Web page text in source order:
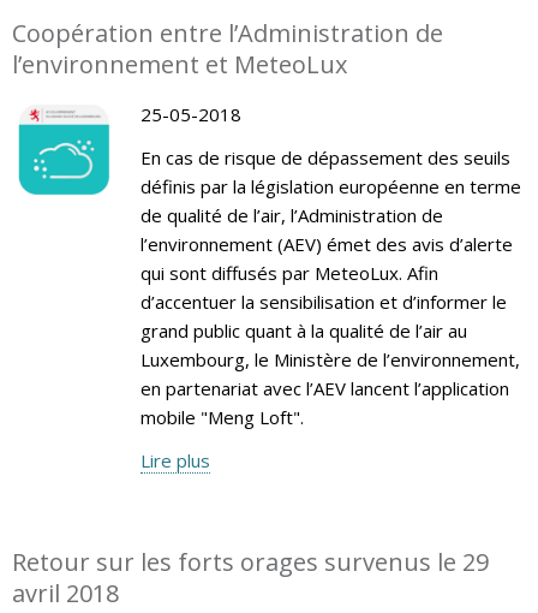
Coopération entre l’Administration de
l’environnement et MeteoLux
25-05-2018
En cas de risque de dépassement des seuils
définis par la législation européenne en terme
de qualité de l’air, l’Administration de
l’environnement (AEV) émet des avis d’alerte
qui sont diffusés par MeteoLux. Afin
d’accentuer la sensibilisation et d’informer le
grand public quant à la qualité de l’air au
Luxembourg, le Ministère de l’environnement,
en partenariat avec l’AEV lancent l’application
mobile "Meng Loft".
Lire plus
Retour sur les forts orages survenus le 29
avril 2018